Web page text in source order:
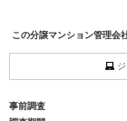
この分譲マンション管理会
事前調査